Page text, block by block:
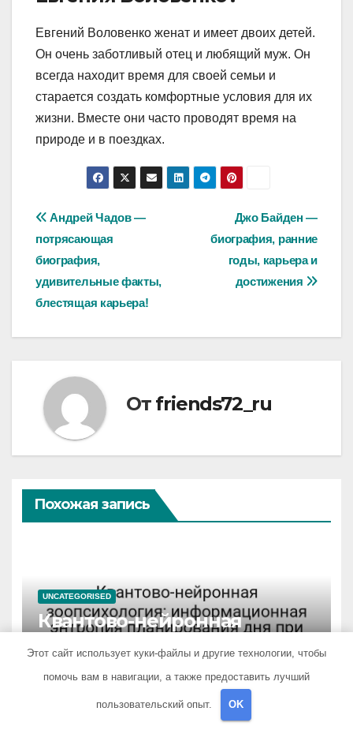
Евгений Воловенко женат и имеет двоих детей.
Он очень заботливый отец и любящий муж. Он
всегда находит время для своей семьи и
старается создать комфортные условия для их
жизни. Вместе они часто проводят время на
природе и в поездках.
Навигация
по
записям
Джо Байден —
биография, ранние
годы, карьера и
достижения
Андрей Чадов —
потрясающая
биография,
удивительные факты,
блестящая карьера!
От friends72_ru
Похожая запись
UNCATEGORISED
Квантово-нейронная
информационная энтропия
планирования дня при
высоком уровне шума
Этот сайт использует куки-файлы и другие технологии, чтобы
помочь вам в навигации, а также предоставить лучший
пользовательский опыт. OK